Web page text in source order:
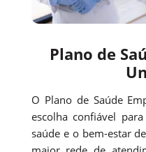
Plano de
O Plano de Saúde
escolha confiável
saúde e o bem-estar